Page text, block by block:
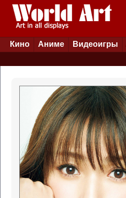
Кино Аниме Видеоигры